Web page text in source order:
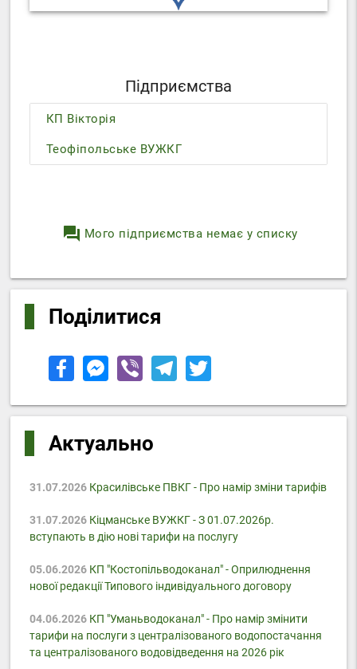
Підприємства
КП Вікторія
Теофіпольське ВУЖКГ
question_answer Мого підприємства немає у списку
Поділитися
Актуально
31.07.2026Красилівське ПВКГ - Про намір зміни тарифів
31.07.2026Кіцманське ВУЖКГ - З 01.07.2026р.
вступають в дію нові тарифи на послугу
05.06.2026КП "Костопільводоканал" - Оприлюднення
нової редакції Типового індивідуального договору
04.06.2026КП "Уманьводоканал" - Про намір змінити
тарифи на послуги з централізованого водопостачання
та централізованого водовідведення на 2026 рік